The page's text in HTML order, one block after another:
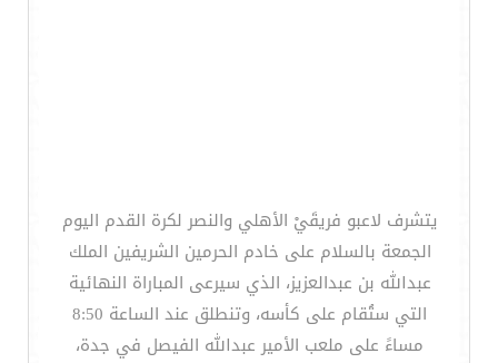
يتشرف لاعبو فريقَيْ الأهلي والنصر لكرة القدم اليوم
الجمعة بالسلام على خادم الحرمين الشريفين الملك
عبدالله بن عبدالعزيز، الذي سيرعى المباراة النهائية
التي ستُقام على كأسه، وتنطلق عند الساعة 8:50
مساءً على ملعب الأمير عبدالله الفيصل في جدة،